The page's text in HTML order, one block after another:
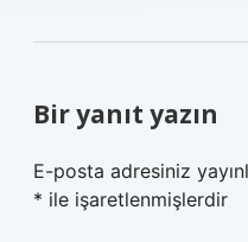
Bir yanıt yazın
E-posta adresiniz
* ile işaretlenmişlerdir